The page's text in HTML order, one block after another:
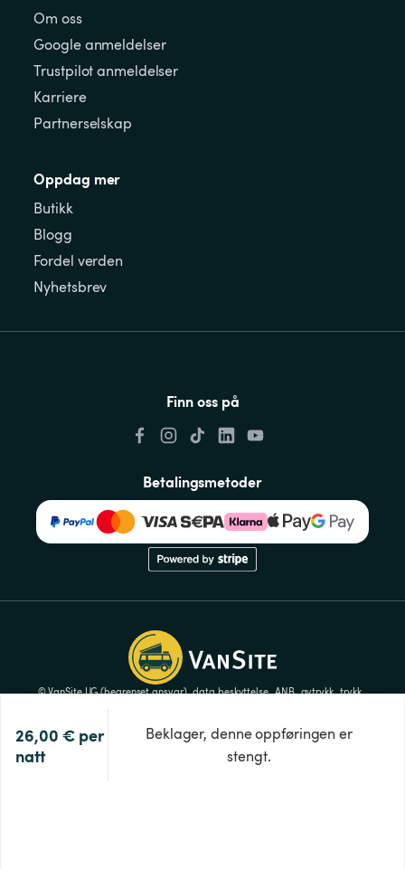
26,00 € per
natt
Beklager, denne oppføringen er
stengt.
Om oss
Google anmeldelser
Trustpilot anmeldelser
Karriere
Partnerselskap
Oppdag mer
Butikk
Blogg
Fordel verden
Nyhetsbrev
Finn oss på
Betalingsmetoder
© VanSite UG (begrenset ansvar) data beskyttelse ANB avtrykk trykk